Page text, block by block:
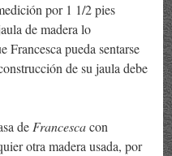
por 1 1/2 pies
de madera lo
Francesca pueda sentarse
de su jaula debe
deFrancescacon
otra madera usada, por